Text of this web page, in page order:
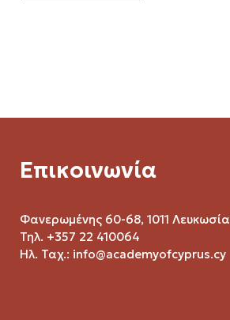
Επικοινωνία
Φανερωμένης 60-68, 1011 Λευκωσία
Τηλ. +357 22 410064
Ηλ. Ταχ.: info@academyofcyprus.cy